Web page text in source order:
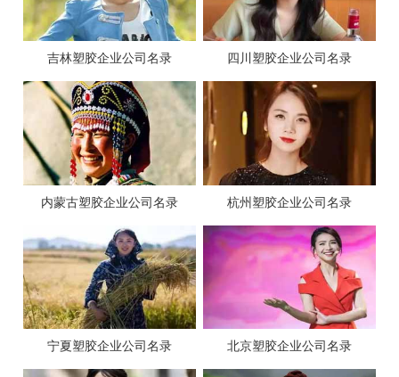
吉林塑胶企业公司名录 四川塑胶企业公司名录
内蒙古塑胶企业公司名录 杭州塑胶企业公司名录
宁夏塑胶企业公司名录 北京塑胶企业公司名录